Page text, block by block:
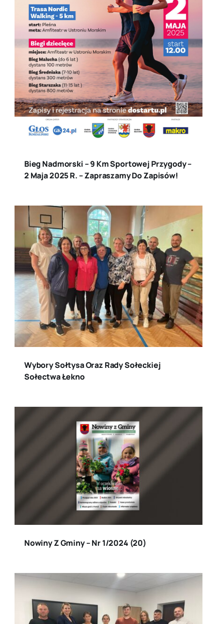
Bieg Nadmorski – 9 Km Sportowej Przygody –
2 Maja 2025 R. – Zapraszamy Do Zapisów!
Wybory Sołtysa Oraz Rady Sołeckiej
Sołectwa Łekno
Nowiny Z Gminy – Nr 1/2024 (20)